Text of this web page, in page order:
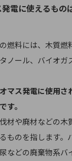
電に使えるもの
燃料には、木質燃
ノール、バイオガ
マス発電に使用さ
す。
材や廃材などの木
ものを指します。
などの廃棄物系バ